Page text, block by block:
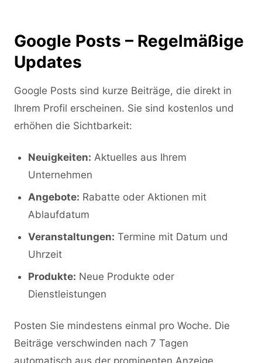
Google Posts – Regelmäßige
Updates
Google Posts sind kurze Beiträge, die direkt in
Ihrem Profil erscheinen. Sie sind kostenlos und
erhöhen die Sichtbarkeit:
Neuigkeiten: Aktuelles aus Ihrem
Unternehmen
Angebote: Rabatte oder Aktionen mit
Ablaufdatum
Veranstaltungen: Termine mit Datum und
Uhrzeit
Produkte: Neue Produkte oder
Dienstleistungen
Posten Sie mindestens einmal pro Woche. Die
Beiträge verschwinden nach 7 Tagen
automatisch aus der prominenten Anzeige,